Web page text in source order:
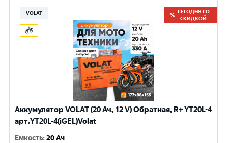
VOLAT
СЕГОДНЯ СО
СКИДКОЙ
Аккумулятор VOLAT (20 Ач, 12 V) Обратная, R+ YT20L-4
арт.YT20L-4(iGEL)Volat
Емкость:20 Ач